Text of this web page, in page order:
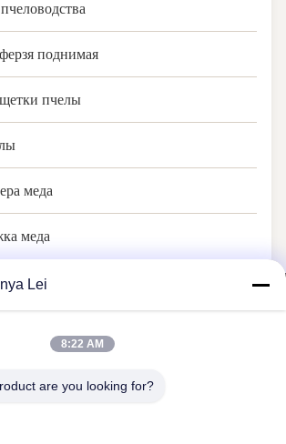
поднимая
пчелы
меда
меда
ДЛЯ ТОГО ЧТОБЫ ВОСПЕТЬ ВАШУ
Lei
8:22 AM
are you looking for?